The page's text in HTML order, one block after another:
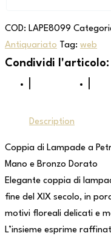
COD: LAPE8099
Antiquariato Tag: web
Description
Coppia di Lampade a
Mano e Bronzo Dorato
Elegante coppia di
fine del XIX secolo, in
motivi floreali delicati e
L’insieme esprime